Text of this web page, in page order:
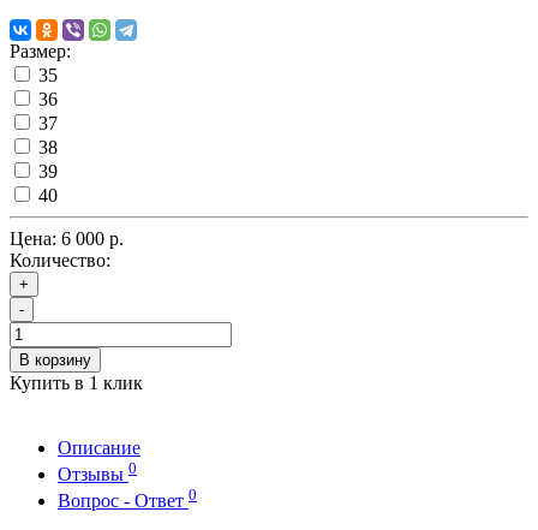
Размер:
35
36
37
38
39
40
Цена: 6 000 р.
Количество:
+
-
В корзину
Купить в 1 клик
Описание
Отзывы 0
Вопрос - Ответ 0